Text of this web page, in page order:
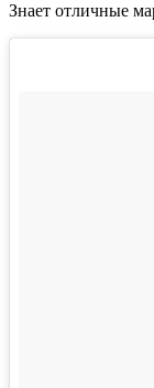
Знает отличные